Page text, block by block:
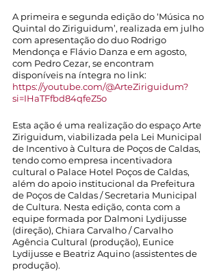
A primeira e segunda edição do ‘Música no
Quintal do Ziriguidum’, realizada em julho
com apresentação do duo Rodrigo
Mendonça e Flávio Danza e em agosto,
com Pedro Cezar, se encontram
disponíveis na íntegra no link:
https://youtube.com/@ArteZiriguidum?
si=IHaTFfbd84qfeZ5o
Esta ação é uma realização do espaço Arte
Ziriguidum, viabilizada pela Lei Municipal
de Incentivo à Cultura de Poços de Caldas,
tendo como empresa incentivadora
cultural o Palace Hotel Poços de Caldas,
além do apoio institucional da Prefeitura
de Poços de Caldas / Secretaria Municipal
de Cultura. Nesta edição, conta com a
equipe formada por Dalmoni Lydijusse
(direção), Chiara Carvalho / Carvalho
Agência Cultural (produção), Eunice
Lydijusse e Beatriz Aquino (assistentes de
produção).